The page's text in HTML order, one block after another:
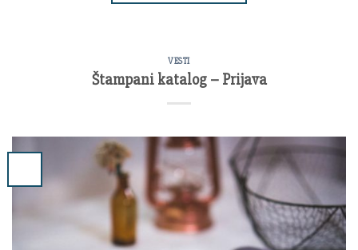
VESTI
Štampani katalog – Prijava